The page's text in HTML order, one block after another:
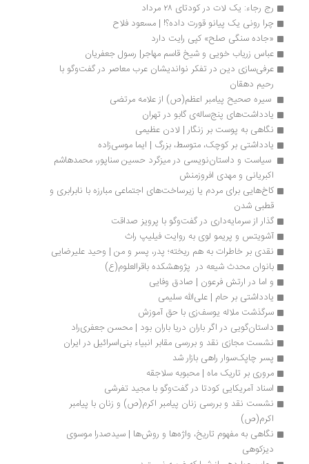
رج رجاء: یک لات در کودتای ۲۸ مرداد
چرا رونی یک پیانو قورت داده؟! | مسعود فلاح
«جاده سنگی صلح» کپی رایت دارد
عباس زریاب خویی و شیخ قاسم مهاجر| رسول جعفریان
عرفی‌سازی دین در تفکر نواندیشان عرب معاصر در گفت‌وگو با
رحیم دهقان
سیره صحیح پیامبر اعظم(ص) از علامه مرتضی
یادداشت‌های پنج‌ساله‌ی گابو در تهران
نگاهی به پوست بر زنگار | لادن عظیمی
یادداشتی بر کوچک، متوسط، بزرگ | ایما موسی‌زاده
سیاست و داستان‌نویسی در میزگرد حسین سناپور، محمدهاشم
اکبریانی و مهدی افروزمنش
کاخ‌هایی برای مردم یا زیرساخت‌های اجتماعی مبارزه با نابرابری و
قطبی شدن
گذار از سرمایه‌داری در گفت‌وگو با پرویز صداقت
آشویتس و پریمو لوی به روایت فیلیپ راث
نقدی بر خاطرات به هم ریخته؛ پدر، پسر و من | وحید علیرضایی
بانوان محدث شیعه در  پژوهشکده باقرالعلوم(ع)
و اما در ارتش فرعون | صادق وفایی
یادداشتی بر حام | علی‌الله سلیمی
سرگذشت ملاله یوسف‌زی با حق آموزش
داستان‌گویی در اگر باران دریا باران بود | محسن جعفری‌راد
نشست مجازی نقد و بررسی مقابر انبیاء بنی‌اسرائیل در ایران
پسر چاپک‌سوار راهی بازار شد
مروری بر تاریک ماه | محبوبه سلاجقه
اسناد آمریکایی کودتا در گفت‌وگو با مجید تفرشی
نشست نقد و بررسی زنان پیامبر اکرم(ص) و زنان با پیامبر
اکرم(ص)
نگاهی به مفهوم تاریخ، واژه‌ها و روش‌ها | سیدصدرا موسوی
دیزکوهی